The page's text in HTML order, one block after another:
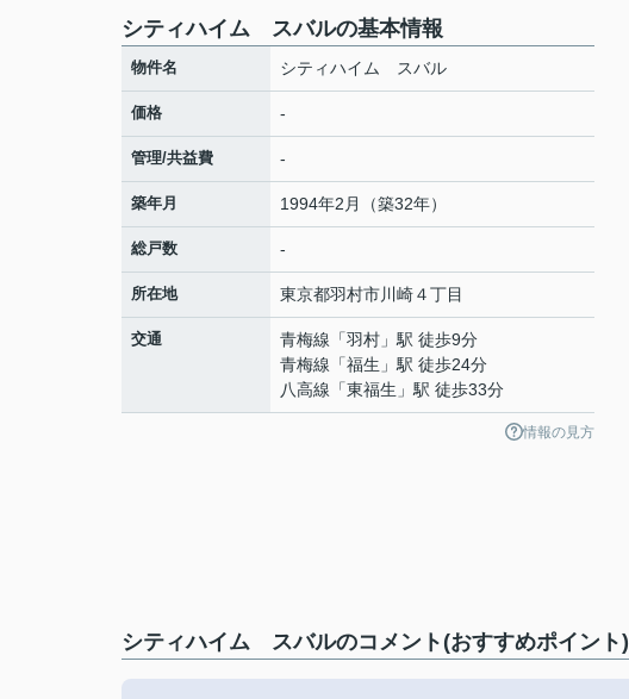
シティハイム スバルの基本情報
物件名 シティハイム スバル
価格 -
管理/共益費 -
築年月 1994年2月（築32年）
総戸数 -
所在地 東京都羽村市川崎４丁目
交通 青梅線 「羽村 」駅 徒歩9分
青梅線 「福生 」駅 徒歩24分
八高線 「東福生 」駅 徒歩33分
情報の見方
シティハイム スバルのコメント(おすすめポイント)